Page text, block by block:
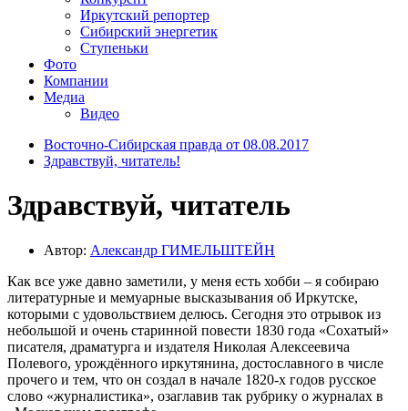
Иркутский репортер
Сибирский энергетик
Ступеньки
Фото
Компании
Медиа
Видео
Восточно-Сибирская правда от 08.08.2017
Здравствуй, читатель!
Здравствуй, читатель
Автор: Александр ГИМЕЛЬШТЕЙН
Как все уже давно заметили, у меня есть хобби – я собираю
литературные и мемуарные высказывания об Иркутске,
которыми с удовольствием делюсь. Сегодня это отрывок из
небольшой и очень старинной повести 1830 года «Сохатый»
писателя, драматурга и издателя Николая Алексеевича
Полевого, урождённого иркутянина, достославного в числе
прочего и тем, что он создал в начале 1820-х годов русское
слово «журналистика», озаглавив так рубрику о журналах в